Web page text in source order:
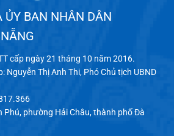
ỦY BAN NHÂN DÂN
cấp ngày 21 tháng 10 năm 2016.
Nguyễn Thị Anh Thi, Phó Chủ tịch UBND
Phú, phường Hải Châu, thành phố Đà